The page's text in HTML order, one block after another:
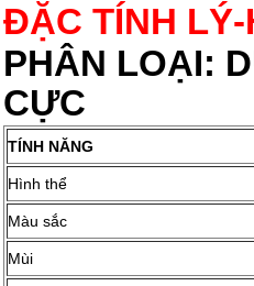
ĐẶC TÍNH LÝ-
PHÂN LOẠI:
CỰC
TÍNH NĂNG
Hình thể
Màu sắc
Mùi